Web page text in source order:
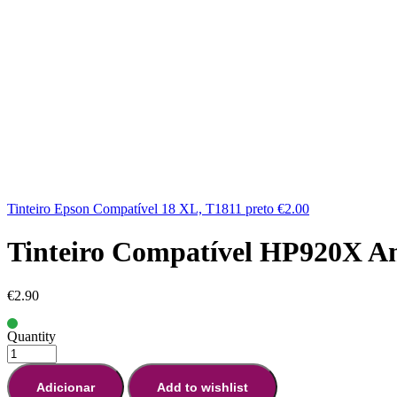
Tinteiro Epson Compatível 18 XL, T1811 preto €2.00
Tinteiro Compatível HP920X
€2.90
Quantity
Adicionar Add to wishlist